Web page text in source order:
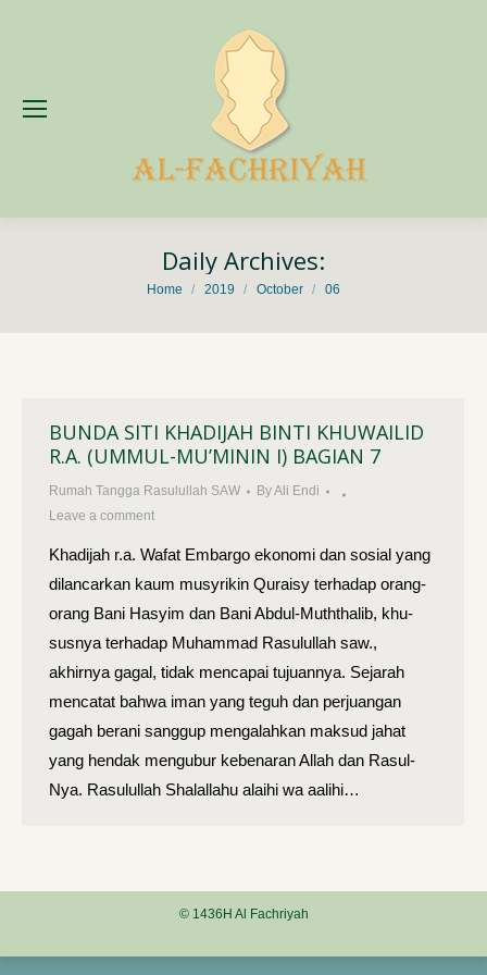
Daily Archives:
You are here:
Home 2019 October 06
BUNDA SITI KHADIJAH BINTI KHUWAILID
R.A. (UMMUL-MU’MININ I) BAGIAN 7
Rumah Tangga Rasulullah SAW ByAli Endi
Leave a comment
Khadijah r.a. Wafat Embargo ekonomi dan sosial yang
dilancarkan kaum musyrikin Quraisy terhadap orang-
orang Bani Hasyim dan Bani Abdul-Muththalib, khu­
susnya terhadap Muhammad Rasulullah saw.,
akhirnya gagal, tidak mencapai tujuannya. Sejarah
mencatat bahwa iman yang teguh dan perjuangan
gagah berani sanggup mengalahkan maksud jahat
yang hendak mengubur kebenaran Allah dan Rasul-
Nya. Rasulullah Shalallahu alaihi wa aalihi…
© 1436H Al Fachriyah